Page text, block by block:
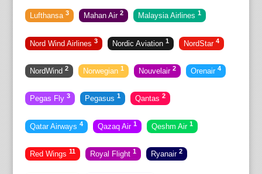
Lufthansa 3 Mahan Air 2 Malaysia Airlines 1
Nord Wind Airlines 3 Nordic Aviation 1 NordStar 4
NordWind 2 Norwegian 1 Nouvelair 2 Orenair 4
Pegas Fly 3 Pegasus 1 Qantas 2
Qatar Airways 4 Qazaq Air 1 Qeshm Air 1
Red Wings 11 Royal Flight 1 Ryanair 2